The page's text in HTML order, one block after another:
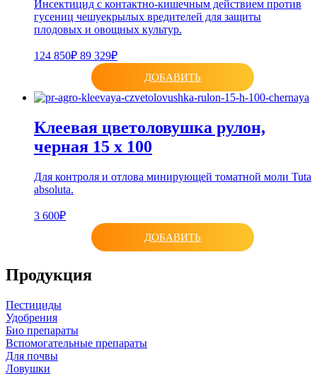
Инсектицид с контактно-кишечным действием против
гусениц чешуекрылых вредителей для защиты
плодовых и овощных культур.
124 850₽ 89 329₽
ДОБАВИТЬ
Клеевая цветоловушка рулон,
черная 15 х 100
Для контроля и отлова минирующей томатной моли Tuta
absoluta.
3 600₽
ДОБАВИТЬ
Продукция
Пестициды
Удобрения
Био препараты
Вспомогательные препараты
Для почвы
Ловушки